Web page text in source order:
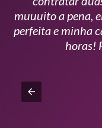
muuuito a pena,
perfeita e minha
horas!